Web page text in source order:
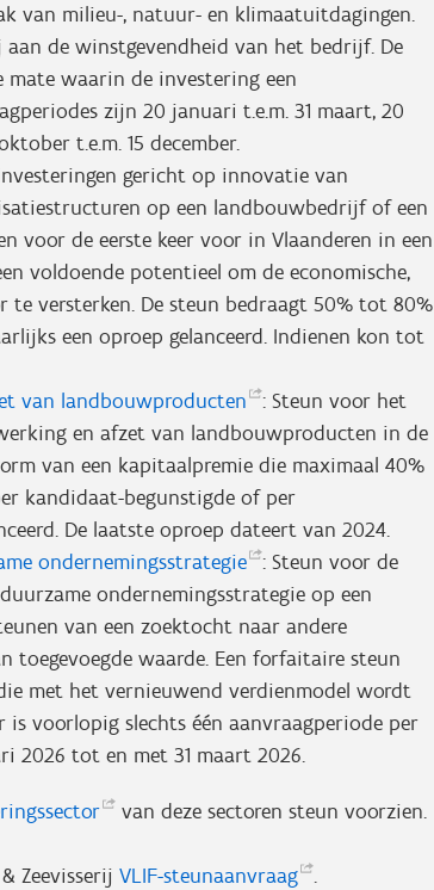
van milieu-, natuur- en klimaatuitdagingen.
de winstgevendheid van het bedrijf. De
mate waarin de investering een
zijn 20 januari t.e.m. 31 maart, 20
t.e.m. 15 december.
gericht op innovatie van
op een landbouwbedrijf of een
voor de eerste keer voor in Vlaanderen in een
voldoende potentieel om de economische,
versterken. De steun bedraagt 50% tot 80%
een oproep gelanceerd. Indienen kon tot
van landbouwproducten
: Steun voor het
en afzet van landbouwproducten in de
van een kapitaalpremie die maximaal 40%
kandidaat-begunstigde of per
De laatste oproep dateert van 2024.
ondernemingsstrategie : Steun voor de
ondernemingsstrategie op een
van een zoektocht naar andere
toegevoegde waarde. Een forfaitaire steun
met het vernieuwend verdienmodel wordt
is voorlopig slechts één aanvraagperiode per
2026 tot en met 31 maart 2026.
van deze sectoren steun voorzien.
Zeevisserij VLIF-steunaanvraag .